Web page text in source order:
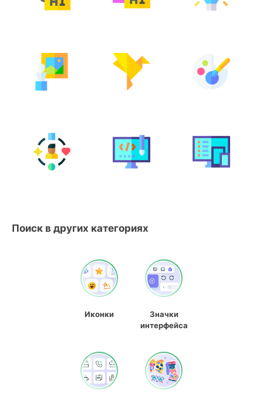
Поиск в других категориях
Иконки
Значки
интерфейса